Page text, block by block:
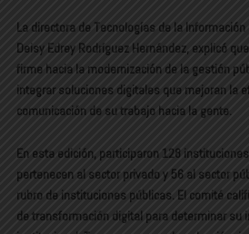
La directora de Tecnologías de la
Deisy Edrey Rodríguez Hernández, explicó
firme hacia la modernización de la gestión
integrar soluciones digitales que mejoran la
comunicación de su trabajo hacia la gente.
En esta edición, participaron 128
pertenecen al sector privado y 56 al sector
rubro de instituciones públicas. El comité
de transformación digital para determinar su